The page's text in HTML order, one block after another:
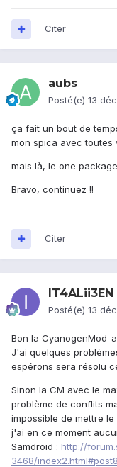
Citer
aubs
Posté(e) 13
ça fait un bout de
mon spica avec toutes
mais là, le one
Bravo, continuez !!
Citer
IT4ALii3EN
Posté(e) 13
Bon la CyanogenMod-
J'ai quelques
espérons sera résolu
Sinon la CM avec le
problème de conflits
impossible de mettre
j'ai en ce moment
Samdroid : http://
3468/